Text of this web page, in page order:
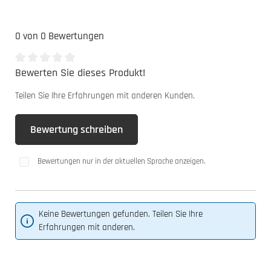
0 von 0 Bewertungen
Durchschnittliche Bewertung von 0 von 5 Sternen
Bewerten Sie dieses Produkt!
Teilen Sie Ihre Erfahrungen mit anderen Kunden.
Bewertung schreiben
Bewertungen nur in der aktuellen Sprache anzeigen.
Keine Bewertungen gefunden. Teilen Sie Ihre
Erfahrungen mit anderen.